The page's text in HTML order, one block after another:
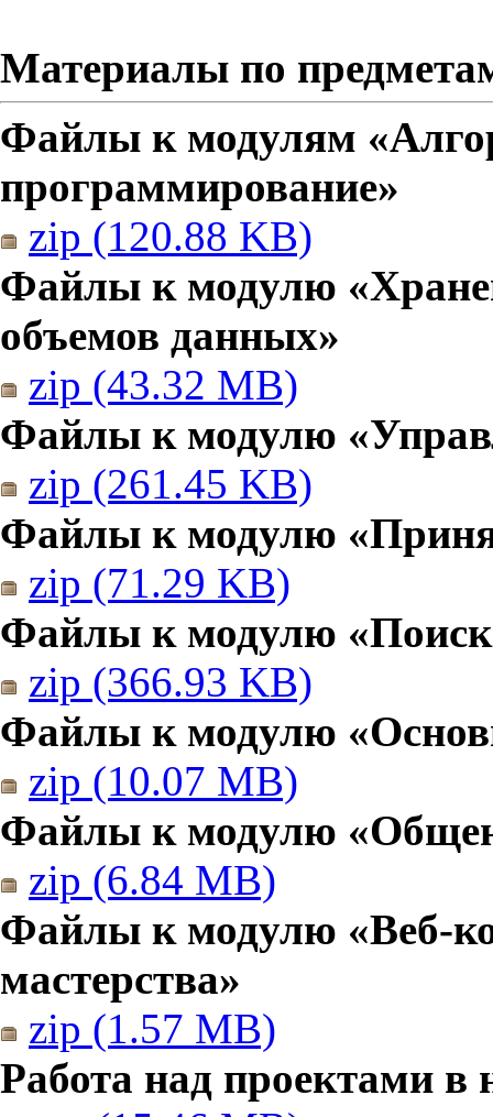
Материалы по
Файлы к модулям
программирование»
zip (120.88 KB)
Файлы к модулю
объемов данных»
zip (43.32 MB)
Файлы к модулю
zip (261.45 KB)
Файлы к модулю
zip (71.29 KB)
Файлы к модулю
zip (366.93 KB)
Файлы к модулю
zip (10.07 MB)
Файлы к модулю
zip (6.84 MB)
Файлы к модулю «Веб-
мастерства»
zip (1.57 MB)
Работа над проектами в